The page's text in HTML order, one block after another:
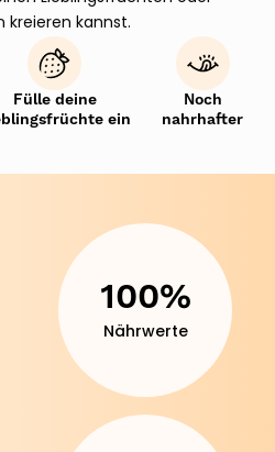
kreieren kannst.
Fülle deine
ein
Noch
nahrhafter
100%
Nährwerte